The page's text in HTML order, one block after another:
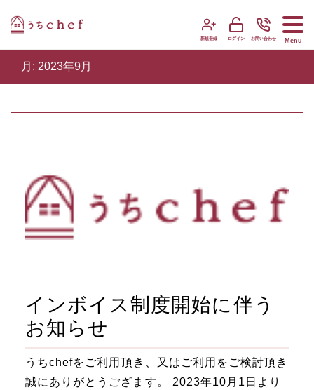
新規登録 ログイン お問い合わせ Menu
月: 2023年9月
インボイス制度開始に伴う
お知らせ
うちchefをご利用頂き、又はご利用をご検討頂き
誠にありがとうござます。 2023年10月1日より